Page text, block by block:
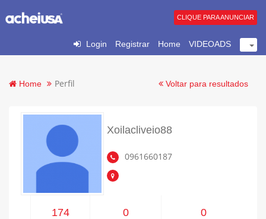
Login Registrar Home VIDEOADS
CLIQUE PARA ANUNCIAR
Home Perfil Voltar para resultados
Xoilacliveio88
0961660187
174 0 0